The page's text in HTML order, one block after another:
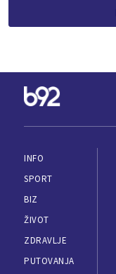
INFO
SPORT
BIZ
ŽIVOT
ZDRAVLJE
PUTOVANJA